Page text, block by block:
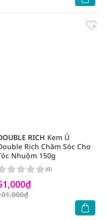
RICH Kem Ủ
Rich Chăm Sóc Cho
Nhuộm 150g
(0)